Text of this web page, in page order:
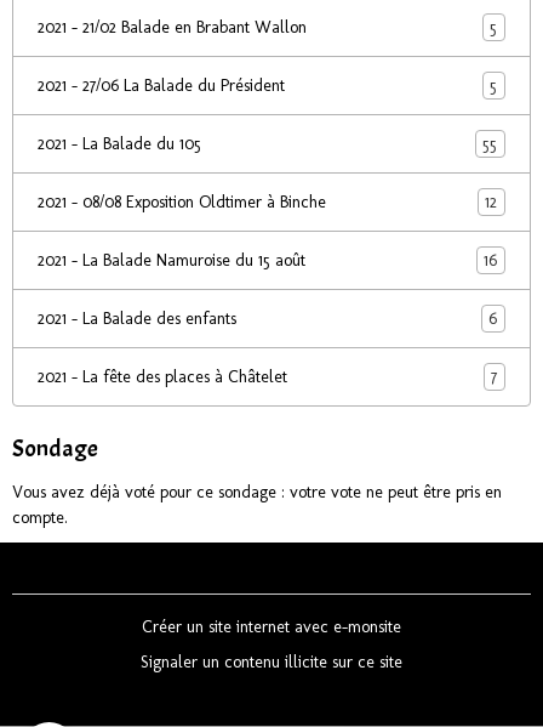
2021 - 21/02 Balade en Brabant Wallon 5
2021 - 27/06 La Balade du Président 5
2021 - La Balade du 105 55
2021 - 08/08 Exposition Oldtimer à Binche 12
2021 - La Balade Namuroise du 15 août 16
2021 - La Balade des enfants 6
2021 - La fête des places à Châtelet 7
Sondage
Vous avez déjà voté pour ce sondage : votre vote ne peut être pris en
compte.
Créer un site internet avec e-monsite
Signaler un contenu illicite sur ce site